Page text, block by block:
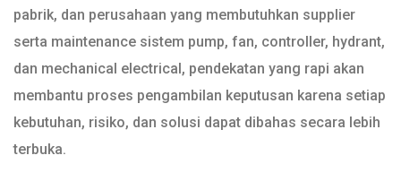
pabrik, dan perusahaan yang membutuhkan supplier
serta maintenance sistem pump, fan, controller, hydrant,
dan mechanical electrical, pendekatan yang rapi akan
membantu proses pengambilan keputusan karena setiap
kebutuhan, risiko, dan solusi dapat dibahas secara lebih
terbuka.